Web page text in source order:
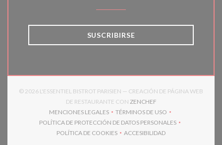
SUSCRIBIRSE
© 2026 L'ESSENTIEL BISTROT PARISIEN — CREACIÓN DE PÁGINA WEB
DE RESTAURANTE CON ZENCHEF((ABRE EN UNA NUEVA
MENCIONES LEGALES
((ABRE EN UNA NUEVA VENTANA))
TÉRMINOS DE USO
((ABRE EN UNA NUEVA
POLÍTICA DE PROTECCIÓN DE DATOS PERSONALES
((ABRE EN UNA NUEVA VENTANA))
POLÍTICA DE COOKIES
((ABRE EN UNA NUEVA VENTANA))
ACCESIBILIDAD
((ABRE EN UNA NUEVA